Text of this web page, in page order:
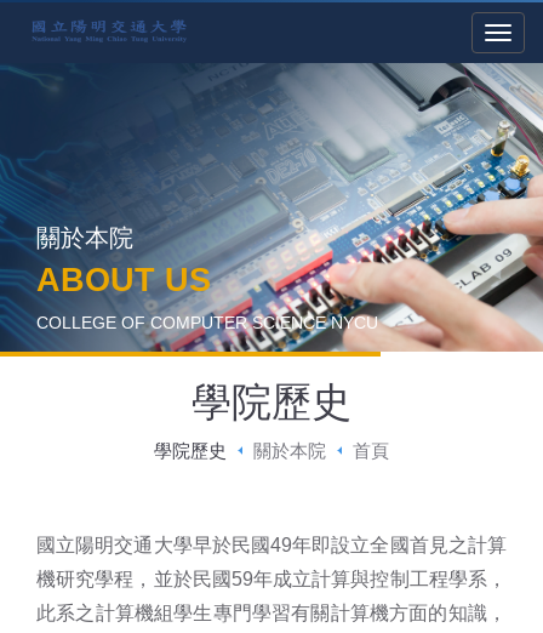
關於本院
ABOUT US
COLLEGE OF COMPUTER SCIENCE NYCU
學院歷史
學院歷史 關於本院 首頁
國立陽明交通大學早於民國49年即設立全國首見之計算
機研究學程，並於民國59年成立計算與控制工程學系，
此系之計算機組學生專門學習有關計算機方面的知識，